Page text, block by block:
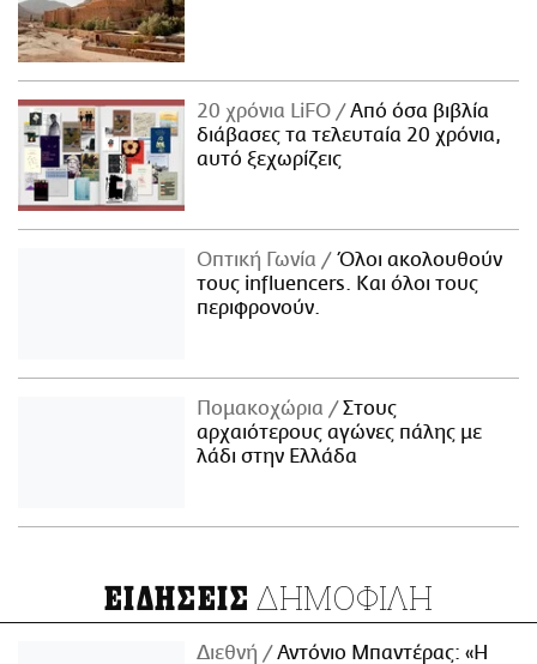
20 χρόνια LiFO
Από όσα βιβλία
διάβασες τα τελευταία 20 χρόνια,
αυτό ξεχωρίζεις
Οπτική Γωνία
Όλοι ακολουθούν
τους influencers. Και όλοι τους
περιφρονούν.
Πομακοχώρια
Στους
αρχαιότερους αγώνες πάλης με
λάδι στην Ελλάδα
ΕΙΔΗΣΕΙΣ ΔΗΜΟΦΙΛΗ
Διεθνή Αντόνιο Μπαντέρας: «Η